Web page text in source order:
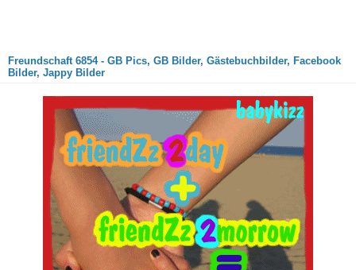
Freundschaft 6854 - GB Pics, GB Bilder, Gästebuchbilder, Facebook
Bilder, Jappy Bilder